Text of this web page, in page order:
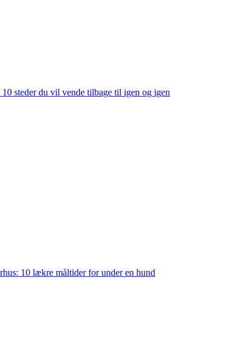
steder du vil vende tilbage til igen og igen
10 lækre måltider for under en hund